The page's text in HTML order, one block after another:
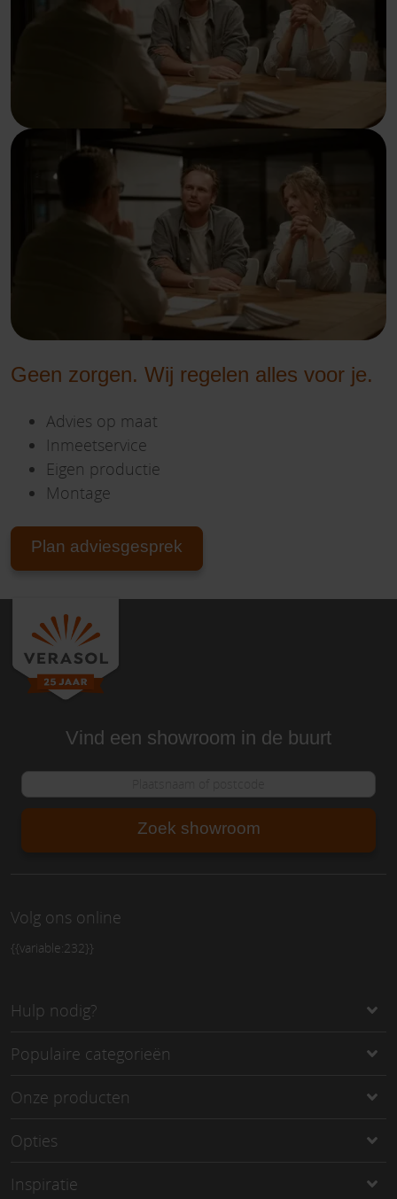
Geen zorgen. Wij regelen alles voor je.
Advies op maat
Inmeetservice
Eigen productie
Montage
Plan adviesgesprek
Vind een showroom in de buurt
Zoek showroom
Volg ons online
{{variable:232}}
Hulp nodig?
Populaire categorieën
Onze producten
Opties
Inspiratie